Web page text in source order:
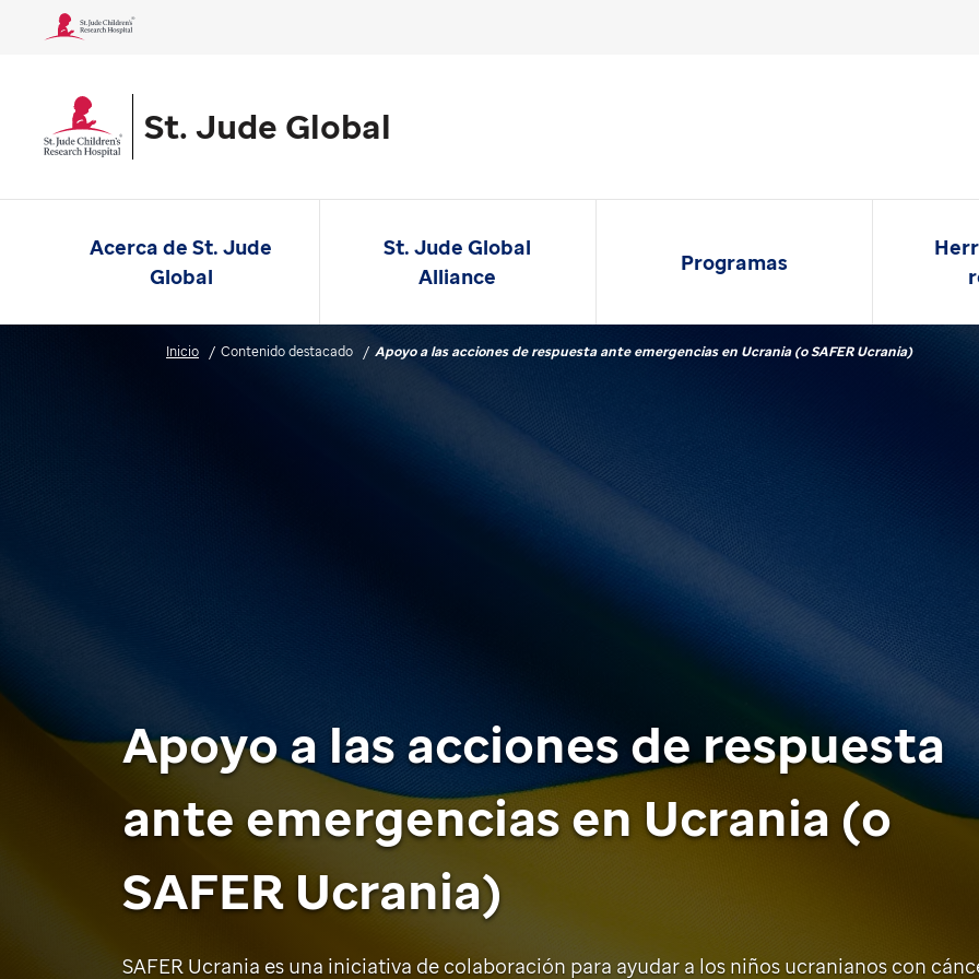
St. Jude Global
Acerca de St. Jude
Global
St. Jude Global
Alliance
Programas
Inicio Contenido destacado Apoyo a las acciones de respuesta ante emergencias en Ucrania (o SAFER Ucrania)
Apoyo a las acciones de respuesta
ante emergencias en Ucrania (o
SAFER Ucrania)
SAFER Ucrania es una iniciativa de colaboración para ayudar a los niños ucranianos con